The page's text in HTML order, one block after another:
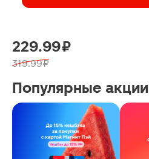
229.99 ₽
319.99 ₽
Популярные акции